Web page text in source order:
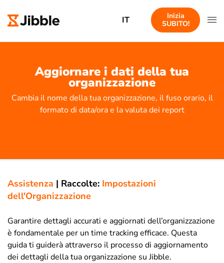
IT
Inizia
SUBITO!
Aggiornare i dati della tua
organizzazione
Cambia il nome della tua organizzazione, il fuso orario, il
formato di data/ora e la valuta dei report
Assistenza | Raccolte: Impostazioni
dell'Organizzazione
Garantire dettagli accurati e aggiornati dell’organizzazione
è fondamentale per un time tracking efficace. Questa
guida ti guiderà attraverso il processo di aggiornamento
dei dettagli della tua organizzazione su Jibble.